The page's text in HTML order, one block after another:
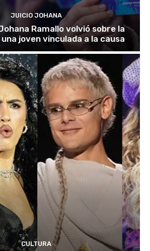
JUICIO JOHANA
Ramallo volvió sobre la
joven vinculada a la causa
CULTURA